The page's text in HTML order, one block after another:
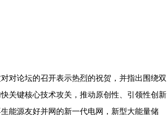
论坛的召开表示热烈的祝贺，并指出围绕双
关键核心技术攻关，推动原创性、引领性创新
能源友好并网的新一代电网，新型大能量储